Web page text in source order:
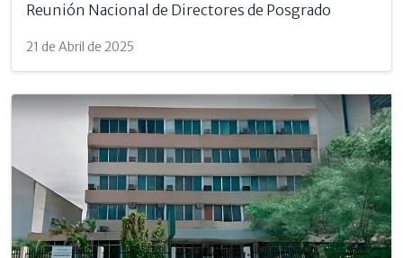
Reunión Nacional de Directores de Posgrado
21 de Abril de 2025